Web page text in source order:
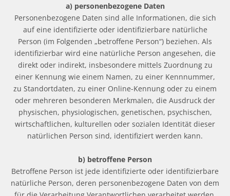
a) personenbezogene Daten
Personenbezogene Daten sind alle Informationen, die sich
auf eine identifizierte oder identifizierbare natürliche
Person (im Folgenden „betroffene Person“) beziehen. Als
identifizierbar wird eine natürliche Person angesehen, die
direkt oder indirekt, insbesondere mittels Zuordnung zu
einer Kennung wie einem Namen, zu einer Kennnummer,
zu Standortdaten, zu einer Online-Kennung oder zu einem
oder mehreren besonderen Merkmalen, die Ausdruck der
physischen, physiologischen, genetischen, psychischen,
wirtschaftlichen, kulturellen oder sozialen Identität dieser
natürlichen Person sind, identifiziert werden kann.
b) betroffene Person
Betroffene Person ist jede identifizierte oder identifizierbare
natürliche Person, deren personenbezogene Daten von dem